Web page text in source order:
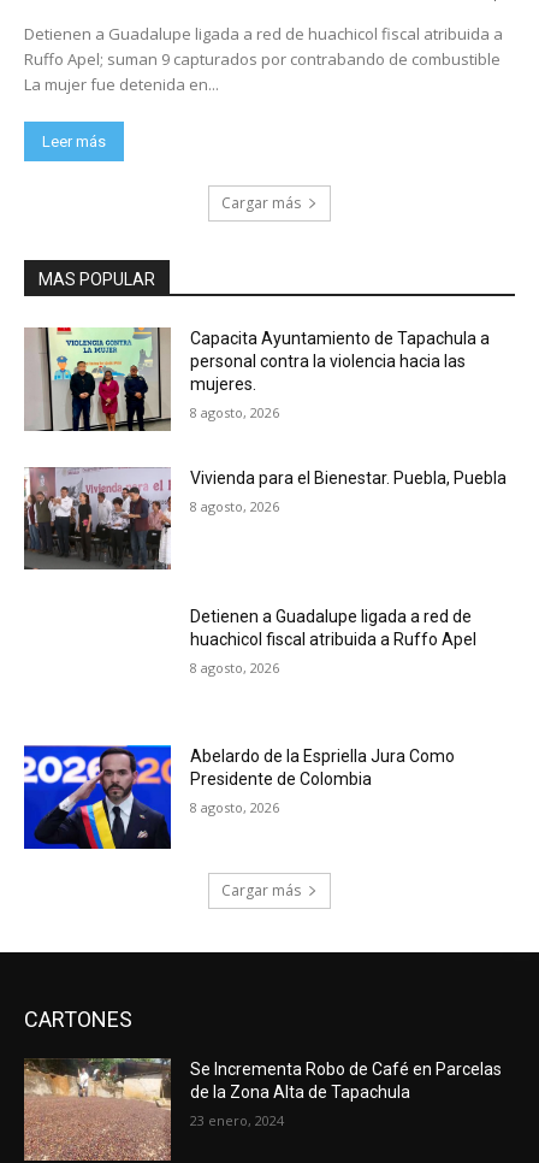
Detienen a Guadalupe ligada a red de huachicol fiscal atribuida a
Ruffo Apel; suman 9 capturados por contrabando de combustible
La mujer fue detenida en...
Leer más
Cargar más
MAS POPULAR
Capacita Ayuntamiento de Tapachula a
personal contra la violencia hacia las
mujeres.
8 agosto, 2026
Vivienda para el Bienestar. Puebla, Puebla
8 agosto, 2026
Detienen a Guadalupe ligada a red de
huachicol fiscal atribuida a Ruffo Apel
8 agosto, 2026
Abelardo de la Espriella Jura Como
Presidente de Colombia
8 agosto, 2026
Cargar más
CARTONES
Se Incrementa Robo de Café en Parcelas
de la Zona Alta de Tapachula
23 enero, 2024